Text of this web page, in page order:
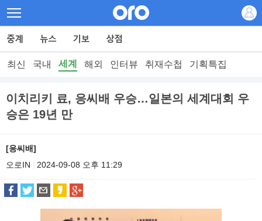
최신 국내 세계 해외 인터뷰 취재수첩 기획특집
이치리키 료, 응씨배 우승…일본의 세계대회 우
승은 19년 만
[응씨배]
오로IN
2024-09-08 오후 11:29